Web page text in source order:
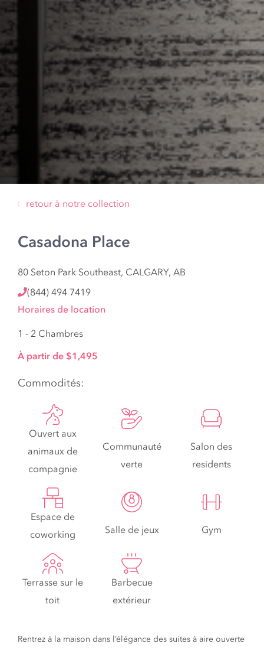
retour à notre collection
Casadona Place
80 Seton Park Southeast, CALGARY, AB
(844) 494 7419
Horaires de location
1 - 2 Chambres
À partir de $1,495
Commodités:
Ouvert aux
animaux de
compagnie
Communauté
verte
Salon des
residents
Espace de
coworking
Salle de jeux Gym
Terrasse sur le
toit
Barbecue
extérieur
Rentrez à la maison dans l’élégance des suites à aire ouverte